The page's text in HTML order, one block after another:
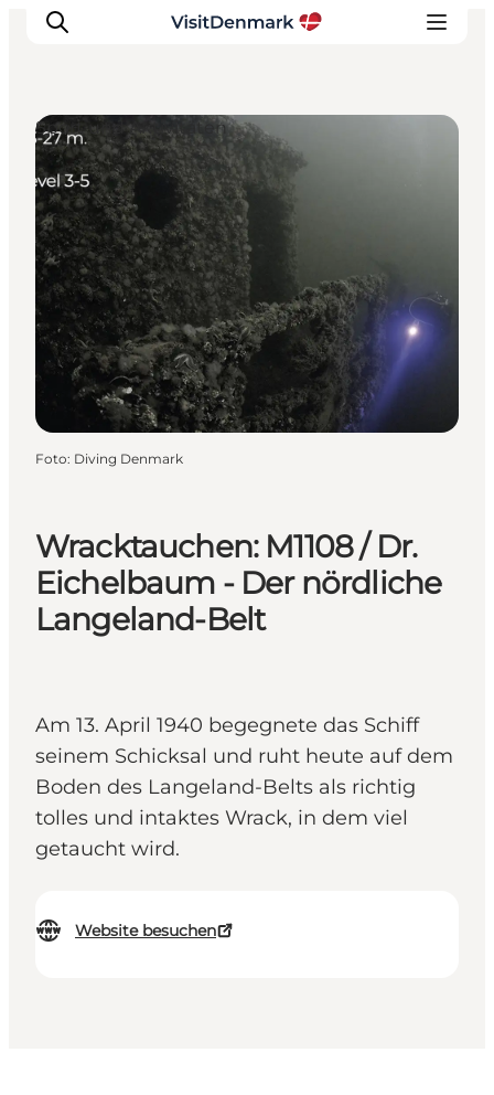
Inspiration
Regionen
Erlebnisse
Unterkünfte
Reiseplanung
Wracktauchen: M1108 / Dr.
Eichelbaum - Der nördliche
Langeland-Belt
Am 13. April 1940 begegnete das Schiff
seinem Schicksal und ruht heute auf dem
Boden des Langeland-Belts als richtig
tolles und intaktes Wrack, in dem viel
getaucht wird.
Website besuchen
Sport und Aktivitäten
Foto: Diving Denmark